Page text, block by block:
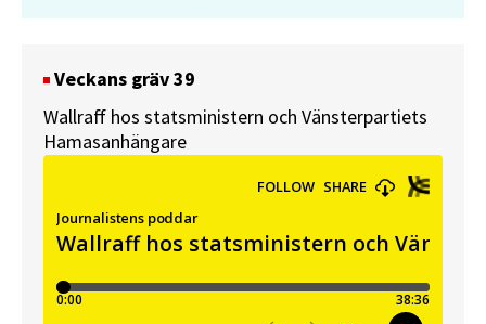
Veckans gräv 39
Wallraff hos statsministern och Vänsterpartiets
Hamasanhängare